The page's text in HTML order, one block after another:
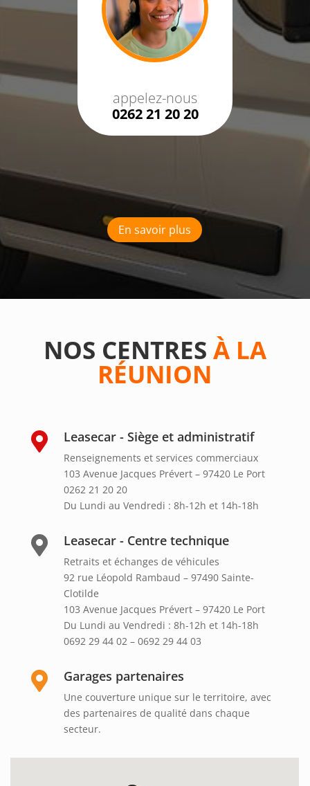
appelez-nous
0262 21 20 20
En savoir plus
NOS CENTRES À LA
RÉUNION
 Leasecar - Siège et administratif
Renseignements et services commerciaux
103 Avenue Jacques Prévert – 97420 Le Port
0262 21 20 20
Du Lundi au Vendredi : 8h-12h et 14h-18h
 Leasecar - Centre technique
Retraits et échanges de véhicules
92 rue Léopold Rambaud – 97490 Sainte-
Clotilde
103 Avenue Jacques Prévert – 97420 Le Port
Du Lundi au Vendredi : 8h-12h et 14h-18h
0692 29 44 02 – 0692 29 44 03
 Garages partenaires
Une couverture unique sur le territoire, avec
des partenaires de qualité dans chaque
secteur.